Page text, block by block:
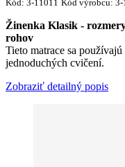
Kód: 3-11011 Kód výrobcu: 3-
Žinenka Klasik -
rohov​
Tieto matrace sa
jednoduchých cvičení.
Zobraziť detailný popis